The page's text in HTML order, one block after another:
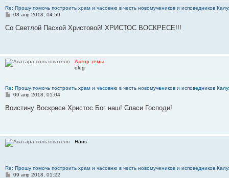
Re: Прошу помочь построить храм и часовню в честь новомучеников и исповедников
С
о
е
08 апр 2018, 04:59
Со Светлой Пасхой Христовой! ХРИСТОС ВОСКРЕСЕ!!!
Автор темы
oleg
Re: Прошу помочь построить храм и часовню в честь новомучеников и исповедников
С
о
и
е
09 апр 2018, 01:04
Воистину Воскресе Христос Бог наш! Спаси Господи!
Hans
Re: Прошу помочь построить храм и часовню в честь новомучеников и исповедников
С09 апр 2018, 01:22